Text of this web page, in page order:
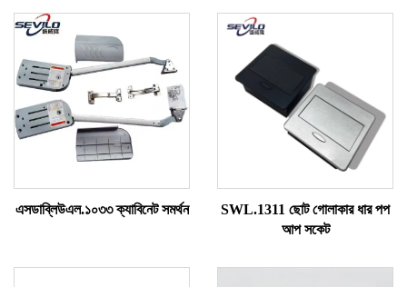
এসডাব্লিউএল.১০৩৩ ক্যাবিনেট সমর্থন
SWL.1311 ছোট গোলাকার ধার পপ
আপ সকেট